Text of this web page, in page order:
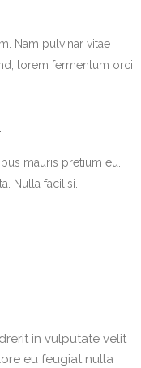
Nam pulvinar vitae
lorem fermentum orci
mauris pretium eu.
Nulla facilisi.
in vulputate velit
eu feugiat nulla